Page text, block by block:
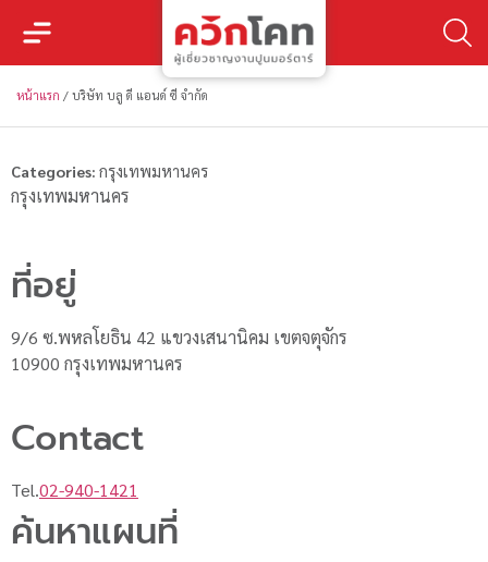
หน้าแรก / บริษัท บลู ดี แอนด์ ซี จำกัด
Categories: กรุงเทพมหานคร
กรุงเทพมหานคร
ที่อยู่
9/6 ซ.พหลโยธิน 42 แขวงเสนานิคม เขตจตุจักร
10900 กรุงเทพมหานคร
Contact
Tel.02-940-1421
ค้นหาแผนที่